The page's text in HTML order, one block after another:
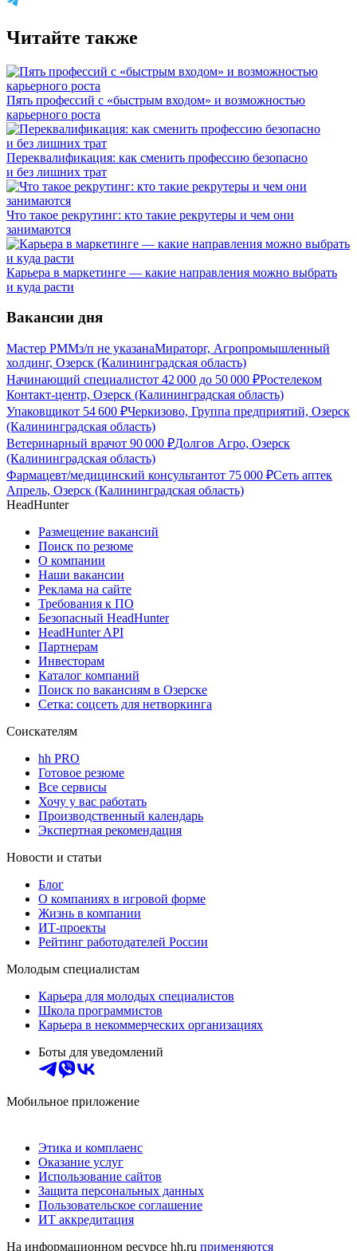
Читайте также
Пять профессий с «быстрым входом» и возможностью
карьерного роста
Переквалификация: как сменить профессию безопасно
и без лишних трат
Что такое рекрутинг: кто такие рекрутеры и чем они
занимаются
Карьера в маркетинге — какие направления можно выбрать
и куда расти
Вакансии дня
Мастер РММз/п не указанаМираторг, Агропромышленный
холдинг, Озерск (Калининградская область)
Начинающий специалистот 42 000 до 50 000 ₽Ростелеком
Контакт-центр, Озерск (Калининградская область)
Упаковщикот 54 600 ₽Черкизово, Группа предприятий, Озерск
(Калининградская область)
Ветеринарный врачот 90 000 ₽Долгов Агро, Озерск
(Калининградская область)
Фармацевт/медицинский консультантот 75 000 ₽Сеть аптек
Апрель, Озерск (Калининградская область)
HeadHunter
Размещение вакансий
Поиск по резюме
О компании
Наши вакансии
Реклама на сайте
Требования к ПО
Безопасный HeadHunter
HeadHunter API
Партнерам
Инвесторам
Каталог компаний
Поиск по вакансиям в Озерске
Сетка: соцсеть для нетворкинга
Соискателям
hh PRO
Готовое резюме
Все сервисы
Хочу у вас работать
Производственный календарь
Экспертная рекомендация
Новости и статьи
Блог
О компаниях в игровой форме
Жизнь в компании
ИТ-проекты
Рейтинг работодателей России
Молодым специалистам
Карьера для молодых специалистов
Школа программистов
Карьера в некоммерческих организациях
Боты для уведомлений
Мобильное приложение
Этика и комплаенс
Оказание услуг
Использование сайтов
Защита персональных данных
Пользовательское соглашение
ИТ аккредитация
На информационном ресурсе hh.ru применяются